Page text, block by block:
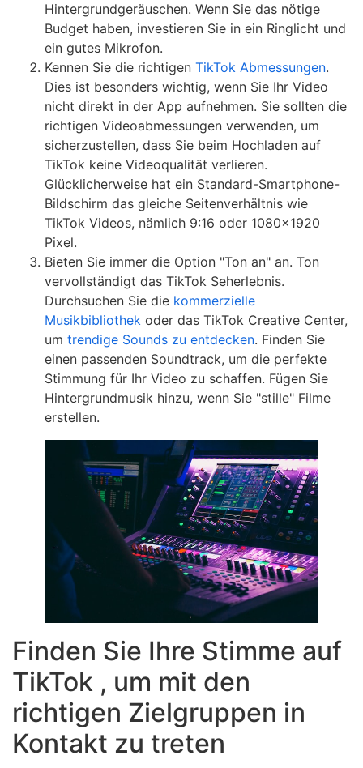
Hintergrundgeräuschen. Wenn Sie das nötige
Budget haben, investieren Sie in ein Ringlicht und
ein gutes Mikrofon.
Kennen Sie die richtigen TikTok Abmessungen.
Dies ist besonders wichtig, wenn Sie Ihr Video
nicht direkt in der App aufnehmen. Sie sollten die
richtigen Videoabmessungen verwenden, um
sicherzustellen, dass Sie beim Hochladen auf
TikTok keine Videoqualität verlieren.
Glücklicherweise hat ein Standard-Smartphone-
Bildschirm das gleiche Seitenverhältnis wie
TikTok Videos, nämlich 9:16 oder 1080×1920
Pixel.
Bieten Sie immer die Option "Ton an" an. Ton
vervollständigt das TikTok Seherlebnis.
Durchsuchen Sie die kommerzielle
Musikbibliothek oder das TikTok Creative Center,
um trendige Sounds zu entdecken. Finden Sie
einen passenden Soundtrack, um die perfekte
Stimmung für Ihr Video zu schaffen. Fügen Sie
Hintergrundmusik hinzu, wenn Sie "stille" Filme
erstellen.
Finden Sie Ihre Stimme auf
TikTok , um mit den
richtigen Zielgruppen in
Kontakt zu treten